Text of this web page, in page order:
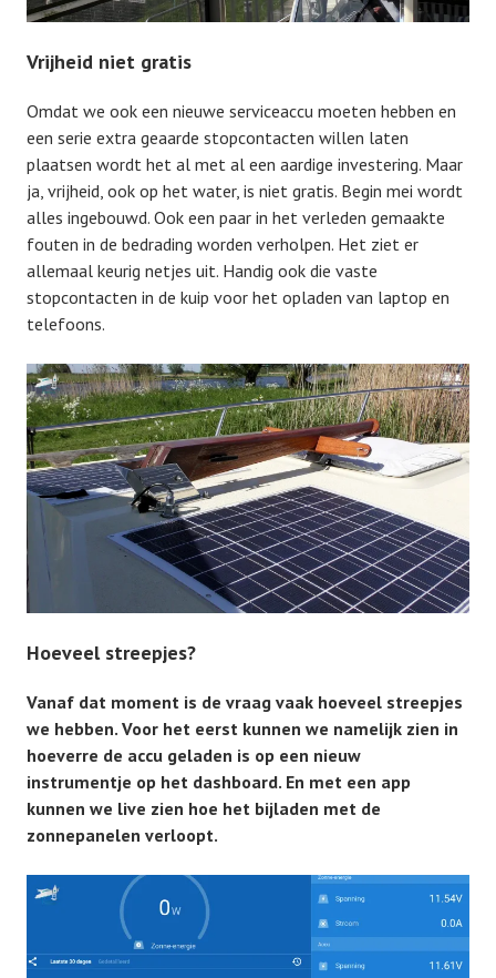
Vrijheid niet gratis
Omdat we ook een nieuwe serviceaccu moeten hebben en
een serie extra geaarde stopcontacten willen laten
plaatsen wordt het al met al een aardige investering. Maar
ja, vrijheid, ook op het water, is niet gratis. Begin mei wordt
alles ingebouwd. Ook een paar in het verleden gemaakte
fouten in de bedrading worden verholpen. Het ziet er
allemaal keurig netjes uit. Handig ook die vaste
stopcontacten in de kuip voor het opladen van laptop en
telefoons.
Hoeveel streepjes?
Vanaf dat moment is de vraag vaak hoeveel streepjes
we hebben. Voor het eerst kunnen we namelijk zien in
hoeverre de accu geladen is op een nieuw
instrumentje op het dashboard. En met een app
kunnen we live zien hoe het bijladen met de
zonnepanelen verloopt.